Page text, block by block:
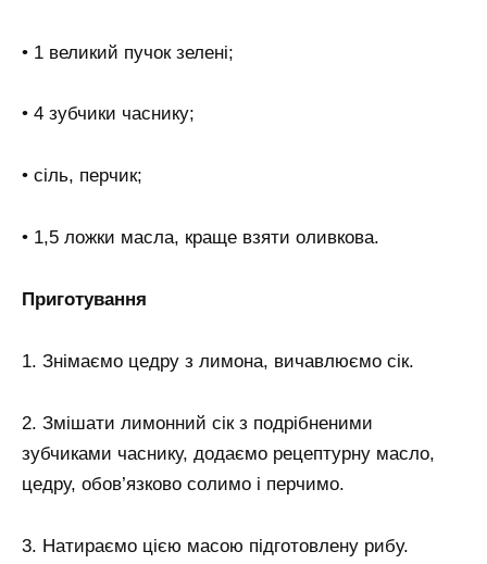
• 1 великий пучок зелені;
• 4 зубчики часнику;
• сіль, перчик;
• 1,5 ложки масла, краще взяти оливкова.
Приготування
1. Знімаємо цедру з лимона, вичавлюємо сік.
2. Змішати лимонний сік з подрібненими
зубчиками часнику, додаємо рецептурну масло,
цедру, обов’язково солимо і перчимо.
3. Натираємо цією масою підготовлену рибу.